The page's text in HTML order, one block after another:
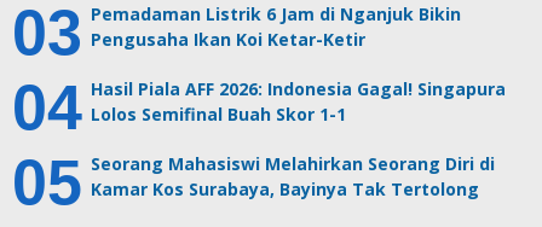
Pemadaman Listrik 6 Jam di Nganjuk Bikin
Pengusaha Ikan Koi Ketar-Ketir
Hasil Piala AFF 2026: Indonesia Gagal! Singapura
Lolos Semifinal Buah Skor 1-1
Seorang Mahasiswi Melahirkan Seorang Diri di
Kamar Kos Surabaya, Bayinya Tak Tertolong